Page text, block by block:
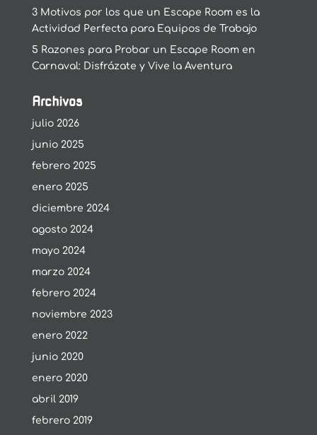
3 Motivos por los que un Escape Room es la
Actividad Perfecta para Equipos de Trabajo
5 Razones para Probar un Escape Room en
Carnaval: Disfrázate y Vive la Aventura
Archivos
julio 2026
junio 2025
febrero 2025
enero 2025
diciembre 2024
agosto 2024
mayo 2024
marzo 2024
febrero 2024
noviembre 2023
enero 2022
junio 2020
enero 2020
abril 2019
febrero 2019